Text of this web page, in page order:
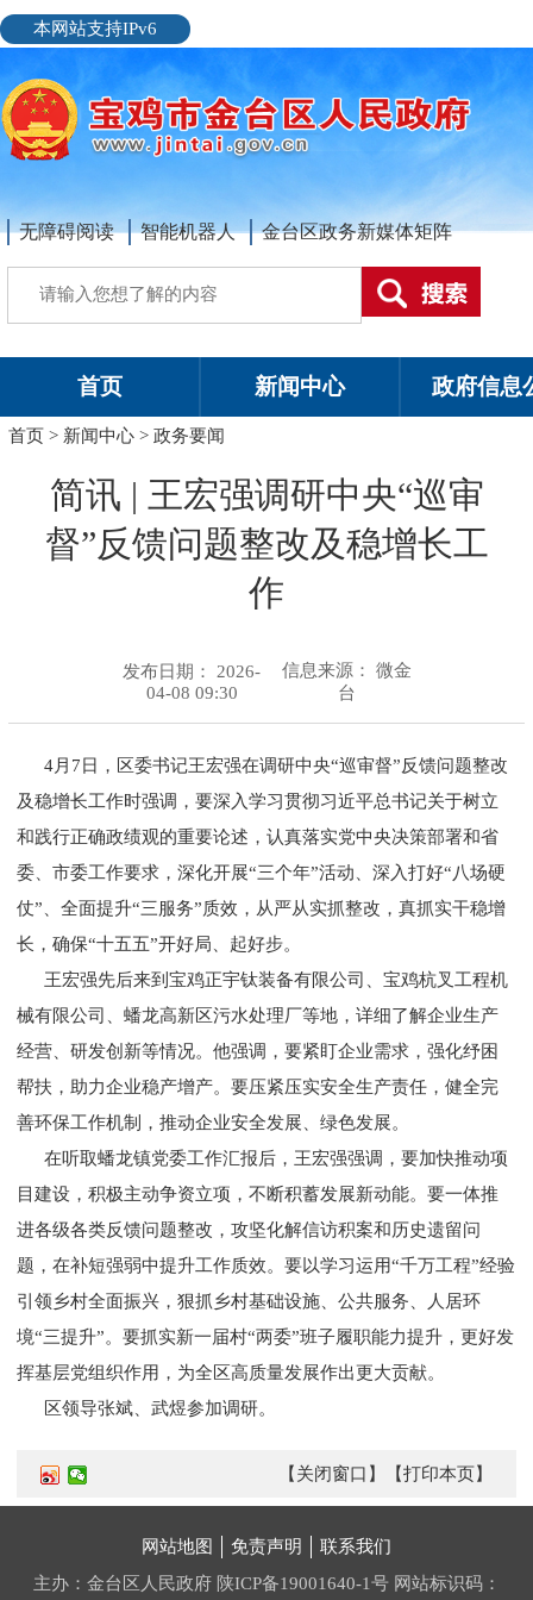
本网站支持IPv6
无障碍阅读 智能机器人 金台区政务新媒体矩阵
首页 新闻中心 政府信息
首页 > 新闻中心 >政务要闻
简讯 | 王宏强调研中央“巡审
督”反馈问题整改及稳增长工
作
发布日期： 2026-
04-08 09:30
信息来源： 微金
台
4月7日，区委书记王宏强在调研中央“巡审督”反馈问题整改
及稳增长工作时强调，要深入学习贯彻习近平总书记关于树立
和践行正确政绩观的重要论述，认真落实党中央决策部署和省
委、市委工作要求，深化开展“三个年”活动、深入打好“八场硬
仗”、全面提升“三服务”质效，从严从实抓整改，真抓实干稳增
长，确保“十五五”开好局、起好步。
王宏强先后来到宝鸡正宇钛装备有限公司、宝鸡杭叉工程机
械有限公司、蟠龙高新区污水处理厂等地，详细了解企业生产
经营、研发创新等情况。他强调，要紧盯企业需求，强化纾困
帮扶，助力企业稳产增产。要压紧压实安全生产责任，健全完
善环保工作机制，推动企业安全发展、绿色发展。
在听取蟠龙镇党委工作汇报后，王宏强强调，要加快推动项
目建设，积极主动争资立项，不断积蓄发展新动能。要一体推
进各级各类反馈问题整改，攻坚化解信访积案和历史遗留问
题，在补短强弱中提升工作质效。要以学习运用“千万工程”经验
引领乡村全面振兴，狠抓乡村基础设施、公共服务、人居环
境“三提升”。要抓实新一届村“两委”班子履职能力提升，更好发
挥基层党组织作用，为全区高质量发展作出更大贡献。
区领导张斌、武煜参加调研。
【打印本页】
【关闭窗口】
网站地图 免责声明
联系我们
主办：金台区人民政府 陕ICP备19001640-1号 网站标识码：